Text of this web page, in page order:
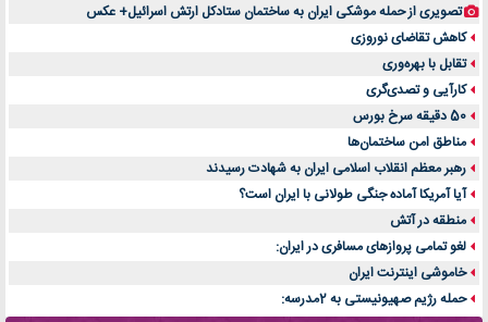
تصویری از حمله موشکی ایران به ساختمان ستادکل ارتش اسرائیل+ عکس
کاهش تقاضای نوروزی
تقابل با بهره‌وری
کارآیی و تصدی‌گری
50 دقیقه سرخ بورس
مناطق امن ساختمان‌ها
رهبر معظم انقلاب اسلامی ایران به شهادت رسیدند
آیا آمریکا آماده جنگی طولانی با ایران است؟
منطقه در آتش
لغو تمامی پروازهای مسافری در ایران:
خاموشی اینترنت ایران
حمله رژیم صهیونیستی به 2مدرسه: